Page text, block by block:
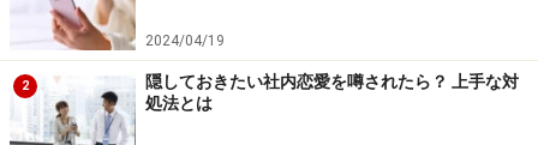
※記事内容は執筆時点のものです。最新の内容をご確認くださ
い。
2024/04/19
2
隠しておきたい社内恋愛を噂されたら？ 上手な対
処法とは